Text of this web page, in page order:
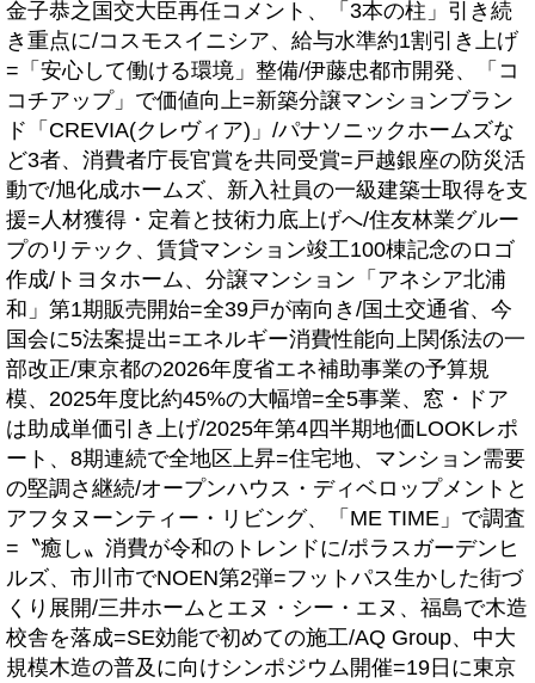
金子恭之国交大臣再任コメント、「3本の柱」引き続
き重点に/コスモスイニシア、給与水準約1割引き上げ
=「安心して働ける環境」整備/伊藤忠都市開発、「コ
コチアップ」で価値向上=新築分譲マンションブラン
ド「CREVIA(クレヴィア)」/パナソニックホームズな
ど3者、消費者庁長官賞を共同受賞=戸越銀座の防災活
動で/旭化成ホームズ、新入社員の一級建築士取得を支
援=人材獲得・定着と技術力底上げへ/住友林業グルー
プのリテック、賃貸マンション竣工100棟記念のロゴ
作成/トヨタホーム、分譲マンション「アネシア北浦
和」第1期販売開始=全39戸が南向き/国土交通省、今
国会に5法案提出=エネルギー消費性能向上関係法の一
部改正/東京都の2026年度省エネ補助事業の予算規
模、2025年度比約45%の大幅増=全5事業、窓・ドア
は助成単価引き上げ/2025年第4四半期地価LOOKレポ
ート、8期連続で全地区上昇=住宅地、マンション需要
の堅調さ継続/オープンハウス・ディベロップメントと
アフタヌーンティー・リビング、「ME TIME」で調査
=〝癒し〟消費が令和のトレンドに/ポラスガーデンヒ
ルズ、市川市でNOEN第2弾=フットパス生かした街づ
くり展開/三井ホームとエヌ・シー・エヌ、福島で木造
校舎を落成=SE効能で初めての施工/AQ Group、中大
規模木造の普及に向けシンポジウム開催=19日に東京